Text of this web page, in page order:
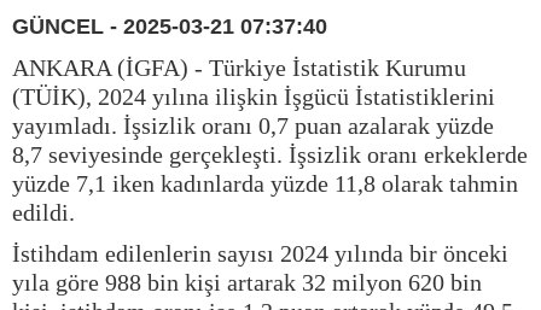
GÜNCEL - 2025-03-21 07:37:40
ANKARA (İGFA) - Türkiye İstatistik Kurumu
(TÜİK), 2024 yılına ilişkin İşgücü İstatistiklerini
yayımladı. İşsizlik oranı 0,7 puan azalarak yüzde
8,7 seviyesinde gerçekleşti. İşsizlik oranı erkeklerde
yüzde 7,1 iken kadınlarda yüzde 11,8 olarak tahmin
edildi.
İstihdam edilenlerin sayısı 2024 yılında bir önceki
yıla göre 988 bin kişi artarak 32 milyon 620 bin